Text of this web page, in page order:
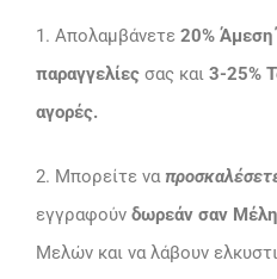
1. Απολαμβάνετε 20%
παραγγελίες σας και 3-25%
αγορές.
2. Μπορείτε να
εγγραφούν δωρεάν σαν Μέλη
Μελών και να λάβουν